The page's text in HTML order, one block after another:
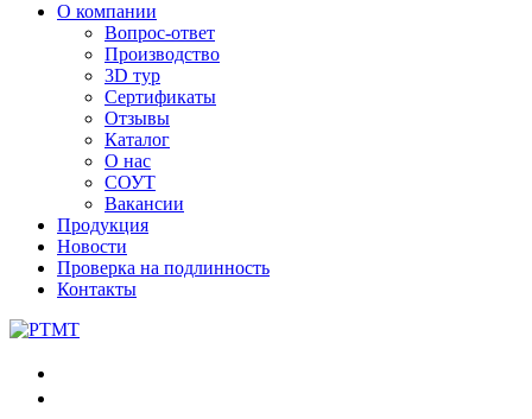
О компании
Вопрос-ответ
Производство
3D тур
Сертификаты
Отзывы
Каталог
О нас
СОУТ
Вакансии
Продукция
Новости
Проверка на подлинность
Контакты